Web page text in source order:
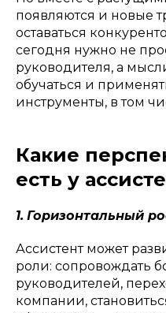
появляются и новые
оставаться
сегодня нужно не
руководителя, а
обучаться и
инструменты, в том
Какие
есть у
1. Горизонтальный
Ассистент может
роли: сопровождать
руководителей,
компании,